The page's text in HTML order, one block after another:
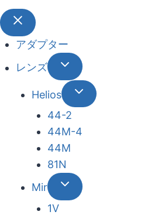
アダプター
レンズ
Helios
44-2
44М-4
44М
81N
Mir
1V